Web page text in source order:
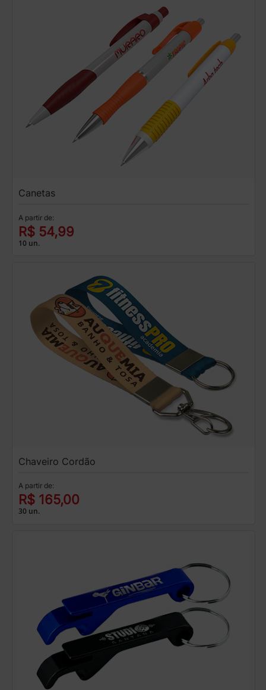
Canetas
A partir de:
R$ 54,99
10 un.
Chaveiro Cordão
A partir de:
R$ 165,00
30 un.